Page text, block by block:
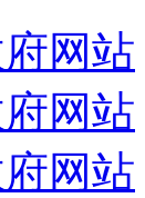
网站
网站
网站